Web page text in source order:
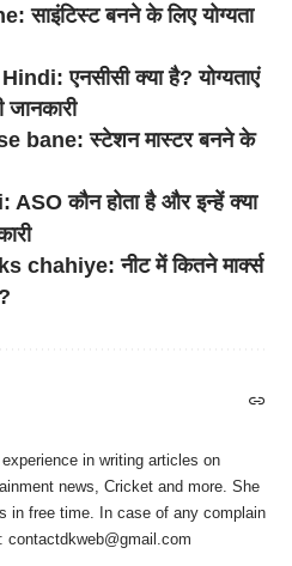
बनने के लिए योग्यता
एनसीसी क्या है? योग्यताएं
bane: स्टेशन मास्टर बनने के
कौन होता है और इन्हें क्या
chahiye: नीट में कितने मार्क्स
in writing articles on
news, Cricket and more. She
in free time. In case of any complain
contactdkweb@gmail.com